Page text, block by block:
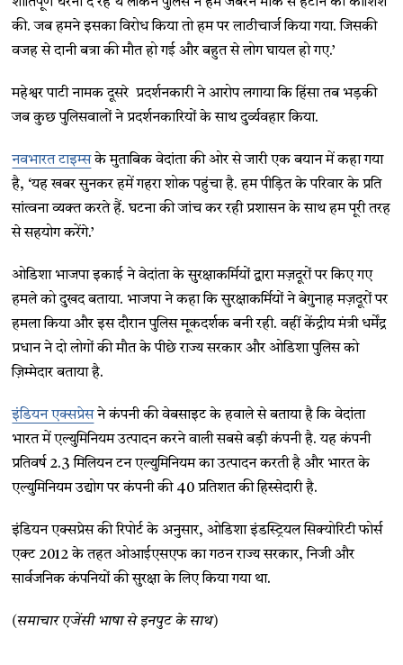
की. जब हमने इसका विरोध किया तो हम पर लाठीचार्ज किया गया. जिसकी
वजह से दानी बत्रा की मौत हो गई और बहुत से लोग घायल हो गए.’
महेश्वर पाटी नामक दूसरे प्रदर्शनकारी ने आरोप लगाया कि हिंसा तब भड़की
जब कुछ पुलिसवालों ने प्रदर्शनकारियों के साथ दुर्व्यवहार किया.
नवभारत टाइम्सके मुताबिक वेदांता की ओर से जारी एक बयान में कहा गया
है, ‘यह खबर सुनकर हमें गहरा शोक पहुंचा है. हम पीड़ित के परिवार के प्रति
सांत्वना व्यक्त करते हैं. घटना की जांच कर रही प्रशासन के साथ हम पूरी तरह
से सहयोग करेंगे.’
ओडिशा भाजपा इकाई ने वेदांता के सुरक्षाकर्मियों द्वारा मज़दूरों पर किए गए
हमले को दुखद बताया. भाजपा ने कहा कि सुरक्षाकर्मियों ने बेगुनाह मज़दूरों पर
हमला किया और इस दौरान पुलिस मूकदर्शक बनी रही. वहीं केंद्रीय मंत्री धर्मेंद्र
प्रधान ने दो लोगों की मौत के पीछे राज्य सरकार और ओडिशा पुलिस को
ज़िम्मेदार बताया है.
इंडियन एक्सप्रेसने कंपनी की वेबसाइट के हवाले से बताया है कि वेदांता
भारत में एल्युमिनियम उत्पादन करने वाली सबसे बड़ी कंपनी है. यह कंपनी
प्रतिवर्ष 2.3 मिलियन टन एल्युमिनियम का उत्पादन करती है और भारत के
एल्युमिनियम उद्योग पर कंपनी की 40 प्रतिशत की हिस्सेदारी है.
इंडियन एक्सप्रेस की रिपोर्ट के अनुसार, ओडिशा इंडस्ट्रियल सिक्योरिटी फोर्स
एक्ट 2012 के तहत ओआईएसएफ का गठन राज्य सरकार, निजी और
सार्वजनिक कंपनियों की सुरक्षा के लिए किया गया था.
(समाचार एजेंसी भाषा से इनपुट के साथ)